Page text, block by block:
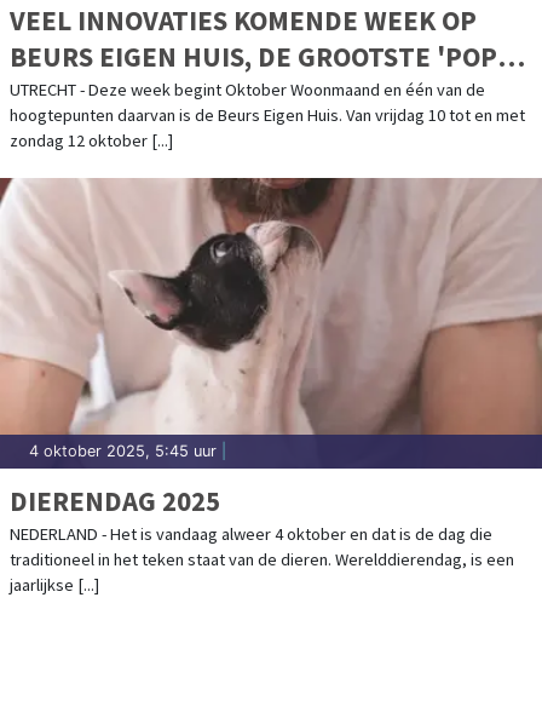
VEEL INNOVATIES KOMENDE WEEK OP
BEURS EIGEN HUIS, DE GROOTSTE 'POP
UP SHOP' VOOR WONEN, BOUWEN EN
VERBOUWEN
UTRECHT - Deze week begint Oktober Woonmaand en één van de
hoogtepunten daarvan is de Beurs Eigen Huis. Van vrijdag 10 tot en met
zondag 12 oktober [...]
4 oktober 2025, 5:45 uur
DIERENDAG 2025
NEDERLAND - Het is vandaag alweer 4 oktober en dat is de dag die
traditioneel in het teken staat van de dieren. Werelddierendag, is een
jaarlijkse [...]